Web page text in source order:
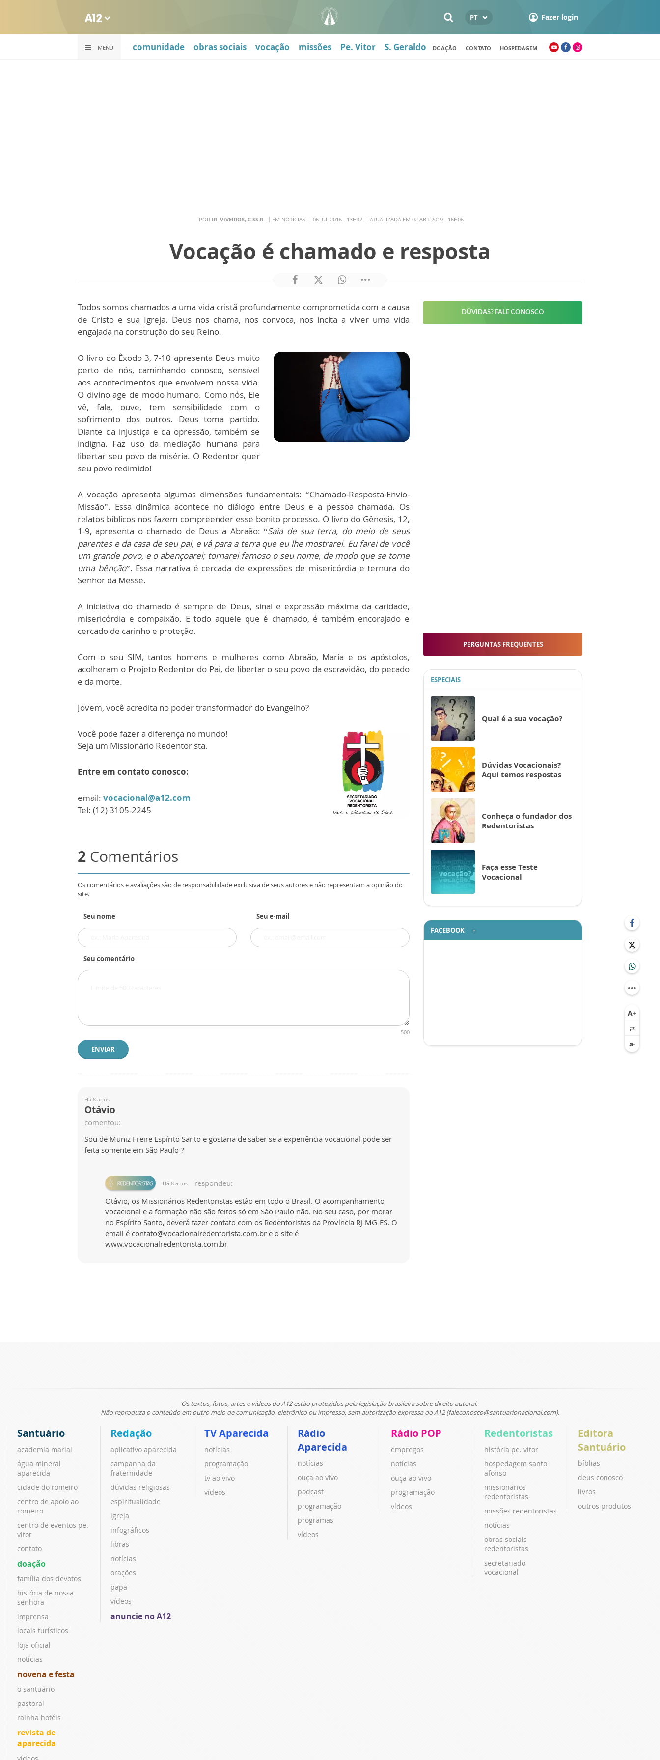
PT Fazer login
MENU comunidade obras sociais vocação missões Pe. Vitor S. Geraldo DOAÇÃO CONTATO HOSPEDAGEM
POR IR. VIVEIROS, C.SS.R. EM NOTÍCIAS 06 JUL 2016 - 13H32 ATUALIZADA EM 02 ABR 2019 - 16H06
Vocação é chamado e resposta
Todos somos chamados a uma vida cristã profundamente comprometida com a causa
de Cristo e sua Igreja. Deus nos chama, nos convoca, nos incita a viver uma vida
engajada na construção do seu Reino.
O livro do Êxodo 3, 7-10 apresenta Deus muito
perto de nós, caminhando conosco, sensível
aos acontecimentos que envolvem nossa vida.
O divino age de modo humano. Como nós, Ele
vê, fala, ouve, tem sensibilidade com o
sofrimento dos outros. Deus toma partido.
Diante da injustiça e da opressão, também se
indigna. Faz uso da mediação humana para
libertar seu povo da miséria. O Redentor quer
seu povo redimido!
A vocação apresenta algumas dimensões fundamentais: “Chamado-Resposta-Envio-
Missão”. Essa dinâmica acontece no diálogo entre Deus e a pessoa chamada. Os
relatos bíblicos nos fazem compreender esse bonito processo. O livro do Gênesis, 12,
1-9, apresenta o chamado de Deus a Abraão: “Saia de sua terra, do meio de seus
parentes e da casa de seu pai, e vá para a terra que eu lhe mostrarei. Eu farei de você
um grande povo, e o abençoarei; tornarei famoso o seu nome, de modo que se torne
uma bênção”. Essa narrativa é cercada de expressões de misericórdia e ternura do
Senhor da Messe.
A iniciativa do chamado é sempre de Deus, sinal e expressão máxima da caridade,
misericórdia e compaixão. E todo aquele que é chamado, é também encorajado e
cercado de carinho e proteção.
Com o seu SIM, tantos homens e mulheres como Abraão, Maria e os apóstolos,
acolheram o Projeto Redentor do Pai, de libertar o seu povo da escravidão, do pecado
e da morte.
Jovem, você acredita no poder transformador do Evangelho?
Você pode fazer a diferença no mundo!
Seja um Missionário Redentorista.
Entre em contato conosco:
email: vocacional@a12.com
Tel: (12) 3105-2245
2 Comentários
Os comentários e avaliações são de responsabilidade exclusiva de seus autores e não representam a opinião do
site.
Seu nome Seu e-mail
Seu comentário
500
ENVIAR
Há 8 anos
Otávio
comentou:
Sou de Muniz Freire Espírito Santo e gostaria de saber se a experiência vocacional pode ser
feita somente em São Paulo ?
Há 8 anos
respondeu:
Otávio, os Missionários Redentoristas estão em todo o Brasil. O acompanhamento
vocacional e a formação não são feitos só em São Paulo não. No seu caso, por morar
no Espírito Santo, deverá fazer contato com os Redentoristas da Província RJ-MG-ES. O
email é contato@vocacionalredentorista.com.br e o site é
www.vocacionalredentorista.com.br
DÚVIDAS? FALE CONOSCO
PERGUNTAS FREQUENTES
ESPECIAIS
Qual é a sua vocação?
Dúvidas Vocacionais?
Aqui temos respostas
Conheça o fundador dos
Redentoristas
Faça esse Teste
Vocacional
FACEBOOK
Os textos, fotos, artes e vídeos do A12 estão protegidos pela legislação brasileira sobre direito autoral.
Não reproduza o conteúdo em outro meio de comunicação, eletrônico ou impresso, sem autorização expressa do A12 (faleconosco@santuarionacional.com).
Santuário
academia marial
água mineral
aparecida
cidade do romeiro
centro de apoio ao
romeiro
centro de eventos pe.
vitor
contato
doação
família dos devotos
história de nossa
senhora
imprensa
locais turísticos
loja oficial
notícias
novena e festa
o santuário
pastoral
rainha hotéis
revista de
aparecida
vídeos
Redação
aplicativo aparecida
campanha da
fraternidade
dúvidas religiosas
espiritualidade
igreja
infográficos
libras
notícias
orações
papa
vídeos
anuncie no A12
TV Aparecida
notícias
programação
tv ao vivo
vídeos
Rádio
Aparecida
notícias
ouça ao vivo
podcast
programação
programas
vídeos
Rádio POP
empregos
notícias
ouça ao vivo
programação
vídeos
Redentoristas
história pe. vitor
hospedagem santo
afonso
missionários
redentoristas
missões redentoristas
notícias
obras sociais
redentoristas
secretariado
vocacional
Editora
Santuário
bíblias
deus conosco
livros
outros produtos